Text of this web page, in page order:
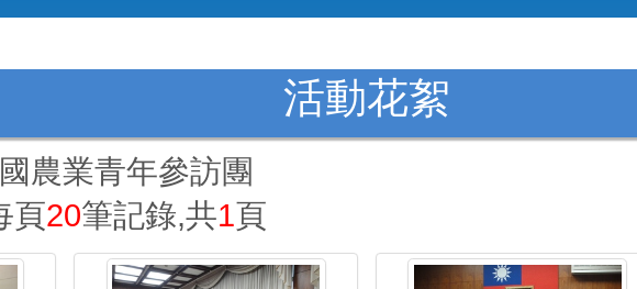
活動花絮
農業青年參訪團
頁20筆記錄,共1頁